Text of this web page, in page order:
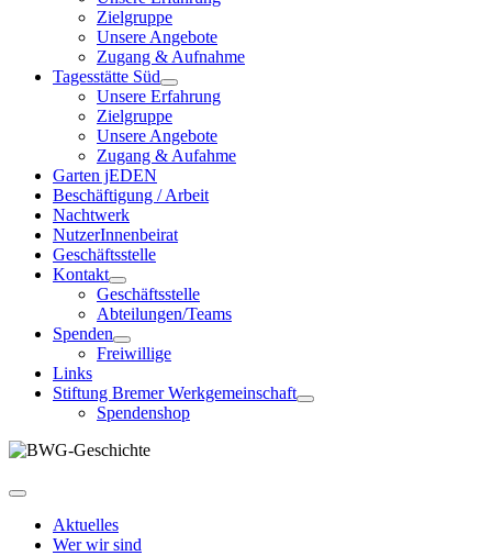
Zielgruppe
Unsere Angebote
Zugang & Aufnahme
Tagesstätte Süd
Unsere Erfahrung
Zielgruppe
Unsere Angebote
Zugang & Aufahme
Garten jEDEN
Beschäftigung / Arbeit
Nachtwerk
NutzerInnenbeirat
Geschäftsstelle
Kontakt
Geschäftsstelle
Abteilungen/Teams
Spenden
Freiwillige
Links
Stiftung Bremer Werkgemeinschaft
Spendenshop
Aktuelles
Wer wir sind